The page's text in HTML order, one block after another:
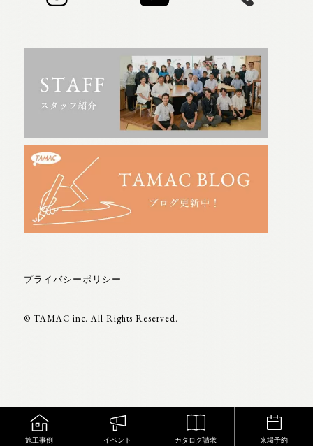
プライバシーポリシー
© TAMAC inc. All Rights Reserved.
施工事例 イベント カタログ請求 来場予約